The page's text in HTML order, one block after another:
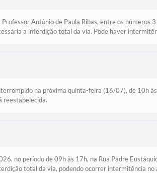
Antônio de Paula Ribas, entre os números
a interdição total da via. Pode haver
na próxima quinta-feira (16/07), de 10h
reestabelecida.
no período de 09h às 17h, na Rua Padre
total da via, podendo ocorrer intermitência no